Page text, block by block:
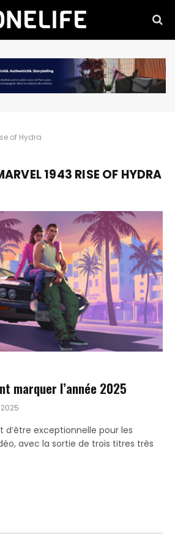
of Hydra
1943 RISE OF HYDRA
marquer l’année 2025
d’être exceptionnelle pour les
avec la sortie de trois titres très